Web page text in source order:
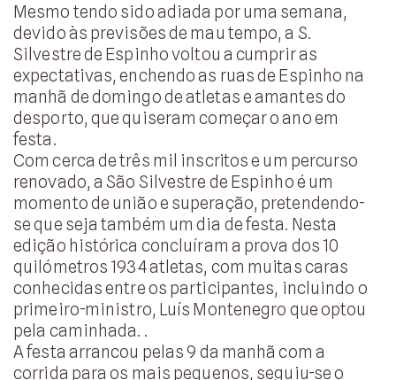
Mesmo tendo sido adiada por uma semana,
devido às previsões de mau tempo, a S.
Silvestre de Espinho voltou a cumprir as
expectativas, enchendo as ruas de Espinho na
manhã de domingo de atletas e amantes do
desporto, que quiseram começar o ano em
festa.
Com cerca de três mil inscritos e um percurso
renovado, a São Silvestre de Espinho é um
momento de união e superação, pretendendo-
se que seja também um dia de festa. Nesta
edição histórica concluíram a prova dos 10
quilómetros 1934 atletas, com muitas caras
conhecidas entre os participantes, incluindo o
primeiro-ministro, Luís Montenegro que optou
pela caminhada. .
A festa arrancou pelas 9 da manhã com a
corrida para os mais pequenos, seguiu-se o